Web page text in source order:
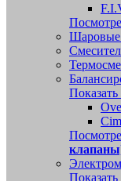
Шаровые